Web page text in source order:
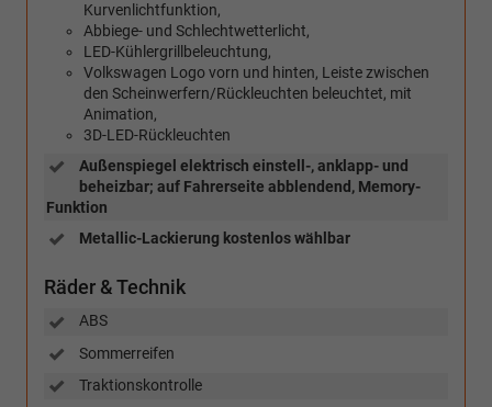
Kurvenlichtfunktion,
Abbiege- und Schlechtwetterlicht,
LED-Kühlergrillbeleuchtung,
Volkswagen Logo vorn und hinten, Leiste zwischen
den Scheinwerfern/Rückleuchten beleuchtet, mit
Animation,
3D-LED-Rückleuchten
Außenspiegel elektrisch einstell-, anklapp- und
beheizbar; auf Fahrerseite abblendend, Memory-
Funktion
Metallic-Lackierung kostenlos wählbar
Räder & Technik
ABS
Sommerreifen
Traktionskontrolle